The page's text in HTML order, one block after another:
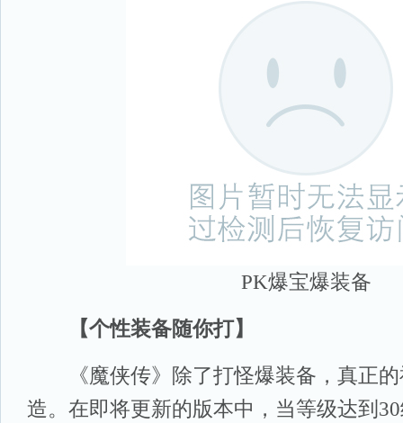
PK爆宝爆装备
【个性装备随你打】
《魔侠传》除了打怪爆装备，真正的
造。在即将更新的版本中，当等级达到